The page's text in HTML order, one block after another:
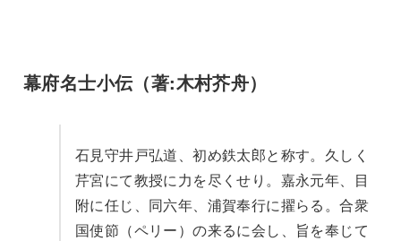
幕府名士小伝（著:木村芥舟）
石見守井戸弘道、初め鉄太郎と称す。久しく
芹宮にて教授に力を尽くせり。嘉永元年、目
附に任じ、同六年、浦賀奉行に擢らる。合衆
国使節（ペリー）の来るに会し、旨を奉じて